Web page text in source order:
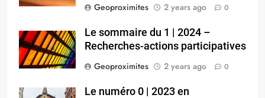
Geoproximites
2 years ago 0
Le sommaire du 1 | 2024 –
Recherches-actions participatives
Geoproximites
2 years ago 0
Le numéro 0 | 2023 en